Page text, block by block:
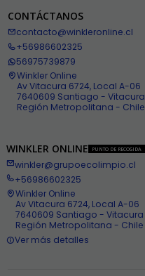
CONTÁCTANOS
contacto@winkleronline.cl
+56986602325
56975739879
Winkler Online
Av Vitacura 6724, Local A-06
7640609 Santiago - Vitacura
Región Metropolitana - Chile
WINKLER ONLINE PUNTO DE RECOGIDA
winkler@grupoecolimpio.cl
+56986602325
Winkler Online
Av Vitacura 6724, Local A-06
7640609 Santiago - Vitacura
Región Metropolitana - Chile
Ver más detalles